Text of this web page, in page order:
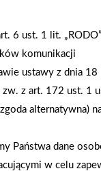
– szczególnie
organizacyjnie,
na
Dzięki
się bawili, ale
dnia.
6 ust. 1 lit.
komunikacji
ustawy z dnia 18
z art. 172 ust. 1
alternatywna)
Państwa dane
w celu